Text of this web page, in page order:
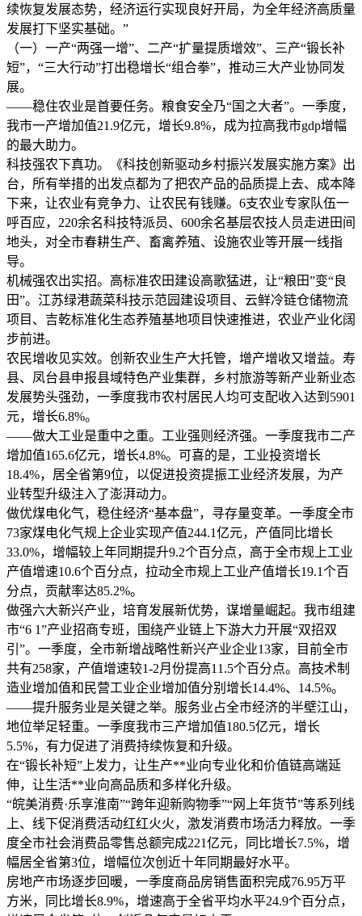
续恢复发展态势，经济运行实现良好开局，为全年经济高质量
发展打下坚实基础。”
（一）一产“两强一增”、二产“扩量提质增效”、三产“锻长补
短”，“三大行动”打出稳增长“组合拳”，推动三大产业协同发
展。
——稳住农业是首要任务。粮食安全乃“国之大者”。一季度，
我市一产增加值21.9亿元，增长9.8%，成为拉高我市gdp增幅
的最大助力。
科技强农下真功。《科技创新驱动乡村振兴发展实施方案》出
台，所有举措的出发点都为了把农产品的品质提上去、成本降
下来，让农业有竞争力、让农民有钱赚。6支农业专家队伍一
呼百应，220余名科技特派员、600余名基层农技人员走进田间
地头，对全市春耕生产、畜禽养殖、设施农业等开展一线指
导。
机械强农出实招。高标准农田建设高歌猛进，让“粮田”变“良
田”。江苏绿港蔬菜科技示范园建设项目、云鲜冷链仓储物流
项目、吉乾标准化生态养殖基地项目快速推进，农业产业化阔
步前进。
农民增收见实效。创新农业生产大托管，增产增收又增益。寿
县、凤台县申报县域特色产业集群，乡村旅游等新产业新业态
发展势头强劲，一季度我市农村居民人均可支配收入达到5901
元，增长6.8%。
——做大工业是重中之重。工业强则经济强。一季度我市二产
增加值165.6亿元，增长4.8%。可喜的是，工业投资增长
18.4%，居全省第9位，以促进投资提振工业经济发展，为产
业转型升级注入了澎湃动力。
做优煤电化气，稳住经济“基本盘”，寻存量变革。一季度全市
73家煤电化气规上企业实现产值244.1亿元，产值同比增长
33.0%，增幅较上年同期提升9.2个百分点，高于全市规上工业
产值增速10.6个百分点，拉动全市规上工业产值增长19.1个百
分点，贡献率达85.2%。
做强六大新兴产业，培育发展新优势，谋增量崛起。我市组建
市“6 1”产业招商专班，围绕产业链上下游大力开展“双招双
引”。一季度，全市新增战略性新兴产业企业13家，目前全市
共有258家，产值增速较1-2月份提高11.5个百分点。高技术制
造业增加值和民营工业企业增加值分别增长14.4%、14.5%。
——提升服务业是关键之举。服务业占全市经济的半壁江山，
地位举足轻重。一季度我市三产增加值180.5亿元，增长
5.5%，有力促进了消费持续恢复和升级。
在“锻长补短”上发力，让生产**业向专业化和价值链高端延
伸，让生活**业向高品质和多样化升级。
“皖美消费·乐享淮南”“跨年迎新购物季”“网上年货节”等系列线
上、线下促消费活动红红火火，激发消费市场活力释放。一季
度全市社会消费品零售总额完成221亿元，同比增长7.5%，增
幅居全省第3位，增幅位次创近十年同期最好水平。
房地产市场逐步回暖，一季度商品房销售面积完成76.95万平
方米，同比增长8.9%，增速高于全省平均水平24.9个百分点，